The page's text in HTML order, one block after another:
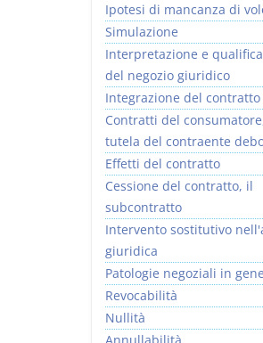
Ipotesi di mancanza di
Simulazione
Interpretazione e
del negozio giuridico
Integrazione del contratto
Contratti del
tutela del contraente
Effetti del contratto
Cessione del contratto, il
subcontratto
Intervento sostitutivo
giuridica
Patologie negoziali in
Revocabilità
Nullità